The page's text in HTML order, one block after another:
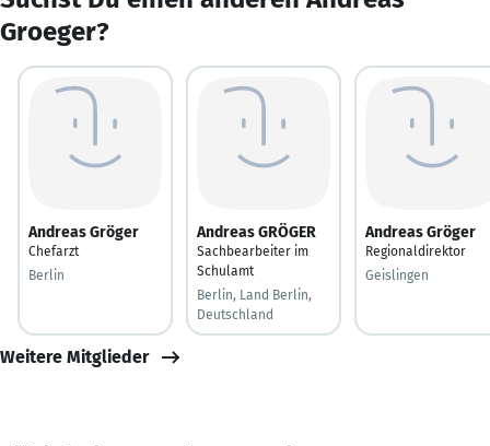
Groeger?
Andreas Gröger
Chefarzt
Berlin
Andreas GRÖGER
Sachbearbeiter im
Schulamt
Berlin, Land Berlin,
Deutschland
Andreas Gröger
Regionaldirektor
Geislingen
Weitere Mitglieder